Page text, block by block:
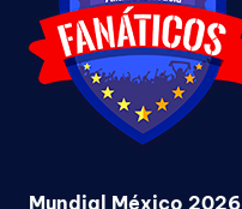
Mundial México 2026